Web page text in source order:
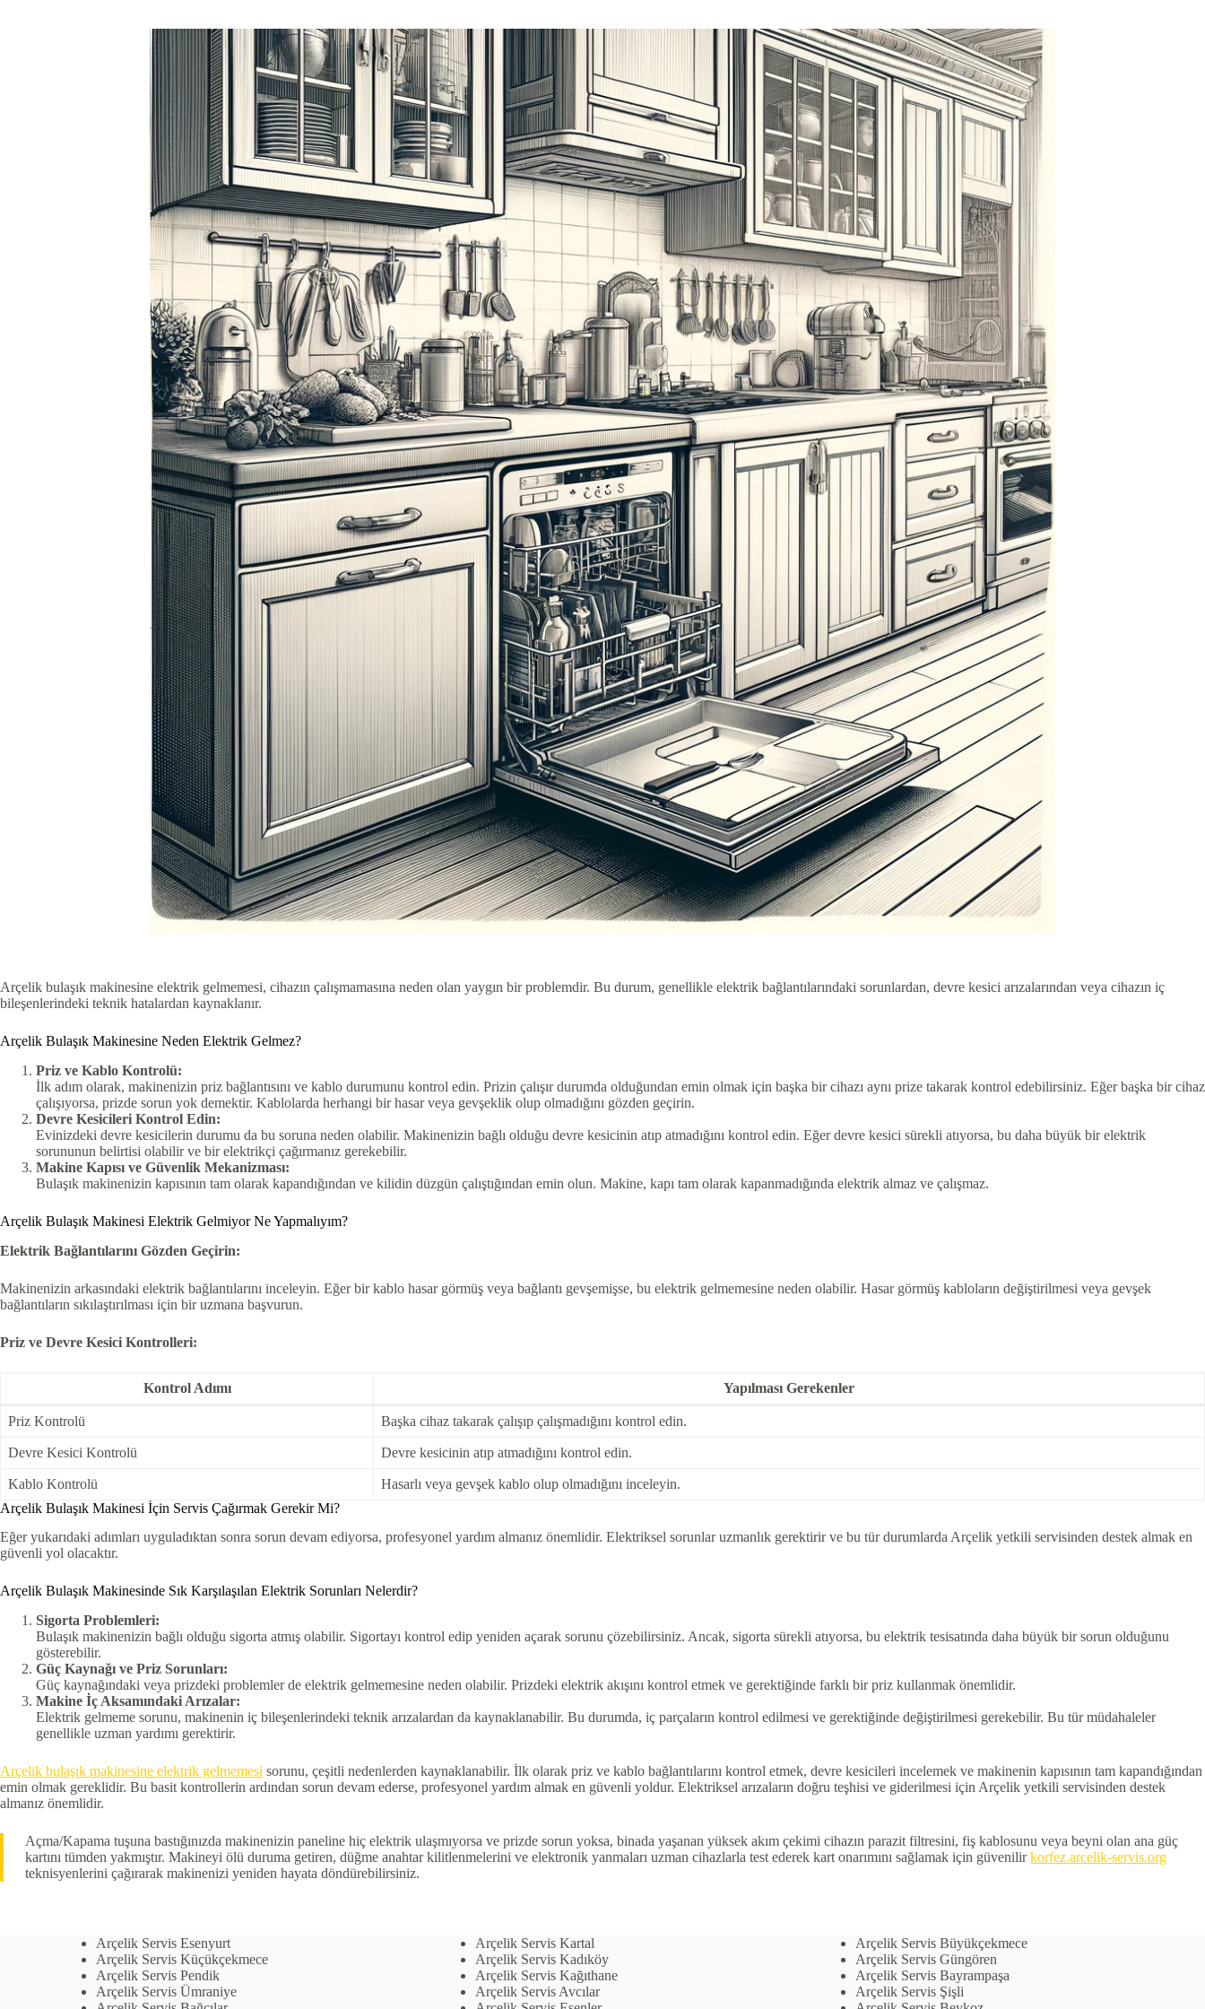
Arçelik bulaşık makinesine elektrik gelmemesi, cihazın çalışmamasına neden olan yaygın bir problemdir. Bu durum, genellikle elektrik bağlantılarındaki sorunlardan, devre kesici arızalarından veya cihazın iç
bileşenlerindeki teknik hatalardan kaynaklanır.
Arçelik Bulaşık Makinesine Neden Elektrik Gelmez?
Priz ve Kablo Kontrolü:
İlk adım olarak, makinenizin priz bağlantısını ve kablo durumunu kontrol edin. Prizin çalışır durumda olduğundan emin olmak için başka bir cihazı aynı prize takarak kontrol edebilirsiniz. Eğer başka bir cihaz
çalışıyorsa, prizde sorun yok demektir. Kablolarda herhangi bir hasar veya gevşeklik olup olmadığını gözden geçirin.
Devre Kesicileri Kontrol Edin:
Evinizdeki devre kesicilerin durumu da bu soruna neden olabilir. Makinenizin bağlı olduğu devre kesicinin atıp atmadığını kontrol edin. Eğer devre kesici sürekli atıyorsa, bu daha büyük bir elektrik
sorununun belirtisi olabilir ve bir elektrikçi çağırmanız gerekebilir.
Makine Kapısı ve Güvenlik Mekanizması:
Bulaşık makinenizin kapısının tam olarak kapandığından ve kilidin düzgün çalıştığından emin olun. Makine, kapı tam olarak kapanmadığında elektrik almaz ve çalışmaz.
Arçelik Bulaşık Makinesi Elektrik Gelmiyor Ne Yapmalıyım?
Elektrik Bağlantılarını Gözden Geçirin:
Makinenizin arkasındaki elektrik bağlantılarını inceleyin. Eğer bir kablo hasar görmüş veya bağlantı gevşemişse, bu elektrik gelmemesine neden olabilir. Hasar görmüş kabloların değiştirilmesi veya gevşek
bağlantıların sıkılaştırılması için bir uzmana başvurun.
Priz ve Devre Kesici Kontrolleri:
Kontrol Adımı Yapılması Gerekenler
Priz Kontrolü Başka cihaz takarak çalışıp çalışmadığını kontrol edin.
Devre Kesici Kontrolü Devre kesicinin atıp atmadığını kontrol edin.
Kablo Kontrolü
Hasarlı veya gevşek kablo olup olmadığını inceleyin.
Arçelik Bulaşık Makinesi İçin Servis Çağırmak Gerekir Mi?
Eğer yukarıdaki adımları uyguladıktan sonra sorun devam ediyorsa, profesyonel yardım almanız önemlidir. Elektriksel sorunlar uzmanlık gerektirir ve bu tür durumlarda Arçelik yetkili servisinden destek almak en
güvenli yol olacaktır.
Arçelik Bulaşık Makinesinde Sık Karşılaşılan Elektrik Sorunları Nelerdir?
Sigorta Problemleri:
Bulaşık makinenizin bağlı olduğu sigorta atmış olabilir. Sigortayı kontrol edip yeniden açarak sorunu çözebilirsiniz. Ancak, sigorta sürekli atıyorsa, bu elektrik tesisatında daha büyük bir sorun olduğunu
gösterebilir.
Güç Kaynağı ve Priz Sorunları:
Güç kaynağındaki veya prizdeki problemler de elektrik gelmemesine neden olabilir. Prizdeki elektrik akışını kontrol etmek ve gerektiğinde farklı bir priz kullanmak önemlidir.
Makine İç Aksamındaki Arızalar:
Elektrik gelmeme sorunu, makinenin iç bileşenlerindeki teknik arızalardan da kaynaklanabilir. Bu durumda, iç parçaların kontrol edilmesi ve gerektiğinde değiştirilmesi gerekebilir. Bu tür müdahaleler
genellikle uzman yardımı gerektirir.
Arçelik bulaşık makinesine elektrik gelmemesi sorunu, çeşitli nedenlerden kaynaklanabilir. İlk olarak priz ve kablo bağlantılarını kontrol etmek, devre kesicileri incelemek ve makinenin kapısının tam kapandığından
emin olmak gereklidir. Bu basit kontrollerin ardından sorun devam ederse, profesyonel yardım almak en güvenli yoldur. Elektriksel arızaların doğru teşhisi ve giderilmesi için Arçelik yetkili servisinden destek
almanız önemlidir.
Açma/Kapama tuşuna bastığınızda makinenizin paneline hiç elektrik ulaşmıyorsa ve prizde sorun yoksa, binada yaşanan yüksek akım çekimi cihazın parazit filtresini, fiş kablosunu veya beyni olan ana güç
kartını tümden yakmıştır. Makineyi ölü duruma getiren, düğme anahtar kilitlenmelerini ve elektronik yanmaları uzman cihazlarla test ederek kart onarımını sağlamak için güvenilirkorfez.arcelik-servis.org
teknisyenlerini çağırarak makinenizi yeniden hayata döndürebilirsiniz.
Arçelik Servis Esenyurt
Arçelik Servis Küçükçekmece
Arçelik Servis Pendik
Arçelik Servis Ümraniye
Arçelik Servis Kartal
Arçelik Servis Kadıköy
Arçelik Servis Kağıthane
Arçelik Servis Avcılar
Arçelik Servis Büyükçekmece
Arçelik Servis Güngören
Arçelik Servis Bayrampaşa
Arçelik Servis Şişli